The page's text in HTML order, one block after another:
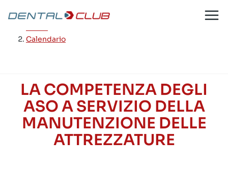
contenuto
Calendario
LA COMPETENZA DEGLI
ASO A SERVIZIO DELLA
MANUTENZIONE DELLE
ATTREZZATURE